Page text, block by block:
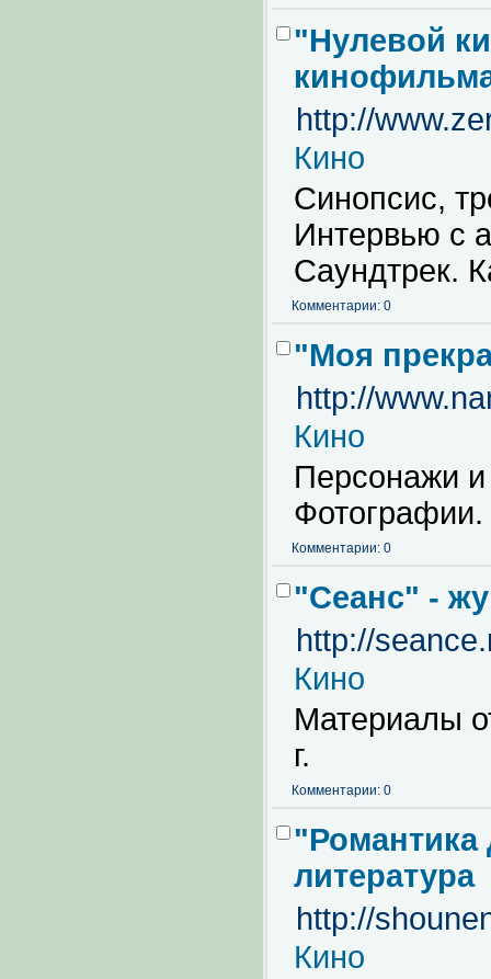
"Нулевой
http://
Кино
Синопсис,
Интервью с
Саундтрек.
Комментарии: 0
"Моя
http://
Кино
Персонажи
Фотографии.
Комментарии: 0
"Сеанс" -
http://
Кино
Материалы
г.
Комментарии: 0
"Романтика
литература
http://
Кино